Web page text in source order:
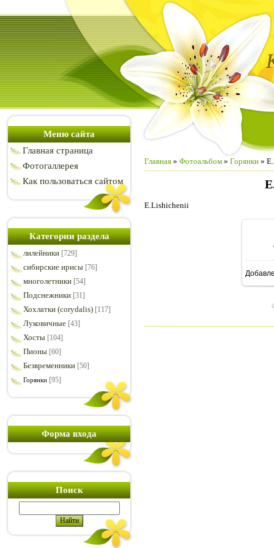
Меню сайта
Главная страница
Фотогаллерея
Как пользоваться сайтом
Категории раздела
лилейники [729]
сибирские ирисы [76]
многолетники [54]
Подснежники [31]
Хохлатки (corydalis) [117]
Луковичные [43]
Хосты [104]
Пионы [60]
Безвременники [50]
Горянки [95]
Форма входа
Поиск
Главная » Фотоальбом » Горянки »
E.Lishichenii